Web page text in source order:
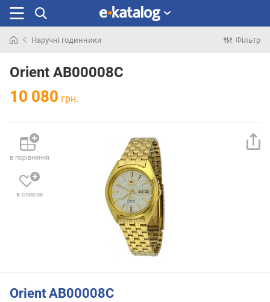
раніше
Наручні годинники Фільтр
Orient AB00008C
10 080 грн.
в порівняння
в список
Orient AB00008C